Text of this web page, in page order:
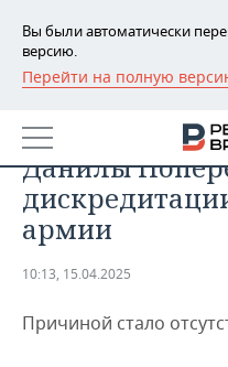
Вы были автоматически
версию.
Перейти на полную
РЕГИОНЫ
БАШКОРТОСТАН
ТАТАРСТАН
УДМУРТИЯ
НОВОСТИ
АНАЛИТИКА
НОВОСТИ АНАЛИТИКИ
ДЕКЛАРАЦИИ О
КОРОЛИ ГОСЗАКАЗА
ЭКОНОМИКА
НОВОСТИ ЭКОНОМИКИ
ФИНАНСЫ
ПРОМЫШЛЕННОСТЬ
НОВОСТИ
НЕДВИЖИМОСТЬ
Московский
Данилы
армии
10:13, 15.04.2025
Причиной стало